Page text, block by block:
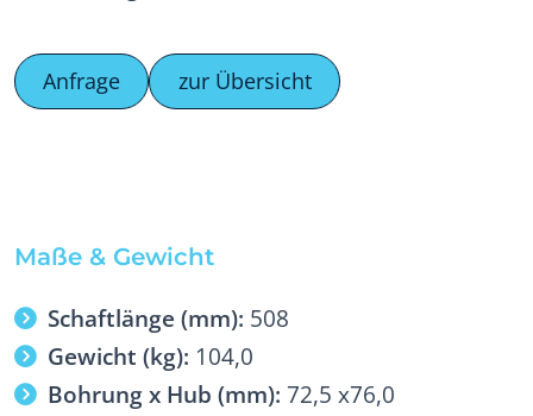
Anfrage zur Übersicht
Maße & Gewicht
Schaftlänge (mm): 508
Gewicht (kg): 104,0
Bohrung x Hub (mm): 72,5 x76,0